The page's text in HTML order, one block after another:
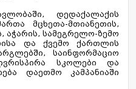
დედაქალაქის
მცხეთა-მთიანეთის,
აჭარის, სამეგრელო-ზემო
და ქვემო ქართლის
საინფორმაციო
სკოლები და
დაეთმო კამპანიაში